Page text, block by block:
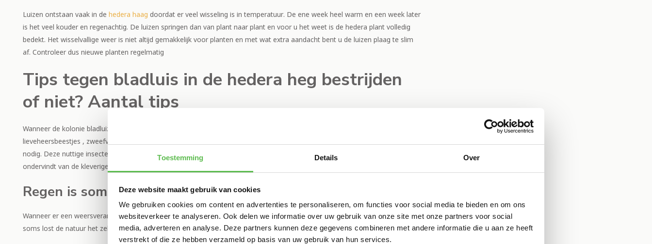
Toestemming Details Over
Deze website maakt gebruik van cookies
We gebruiken cookies om content en advertenties te personaliseren, om functies voor social media te bieden en om ons
websiteverkeer te analyseren. Ook delen we informatie over uw gebruik van onze site met onze partners voor social
media, adverteren en analyse. Deze partners kunnen deze gegevens combineren met andere informatie die u aan ze heeft
verstrekt of die ze hebben verzameld op basis van uw gebruik van hun services.
Luizen ontstaan vaak in de hedera haag doordat er veel wisseling is in temperatuur. De ene week heel warm en een week later
is het veel kouder en regenachtig. De luizen springen dan van plant naar plant en voor u het weet is de hedera plant volledig
bedekt. Het wisselvallige weer is niet altijd gemakkelijk voor planten en met wat extra aandacht bent u de luizen plaag te slim
af. Controleer dus nieuwe planten regelmatig
Tips tegen bladluis in de hedera heg bestrijden
of niet? Aantal tips
Wanneer de kolonie bladluizen niet direct schade veroorzaken aan de hedera, of wanneer u vijanden van bladluizen, zoals de
lieveheersbeestjes , zweefvliegen, witte vlieg en gaasvliegen tussen de luizenkolonies worden aangetroffen is bestrijding niet
nodig. Deze nuttige insecten kunnen het probleem op een natuurlijke manier oplossen. Wanneer de hedera wel hinder
ondervindt van de kleverige uitscheiding van de luizen, de zogenaamde honingdauw, zal ingrijpen soms nodig zijn.
Regen is soms een zegen
Wanneer er een weersverandering op komst is, en het stevig gaat regenen, is het verstandig om even af te wachten. Want
soms lost de natuur het zelf op en hoeft u niet in te grijpen. De regen spoelt de luizen van de bladeren.